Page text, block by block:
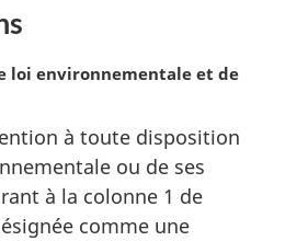
loi environnementale et de
à toute disposition
ou de ses
à la colonne 1 de
comme une